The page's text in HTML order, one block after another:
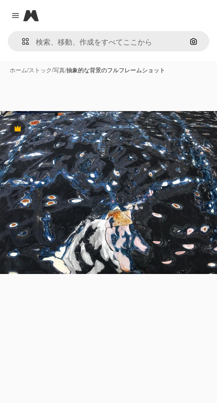
Close menu
Magnific
画像で
ホーム/ストック/写真/抽象的な背景のフルフレームショット
Premium